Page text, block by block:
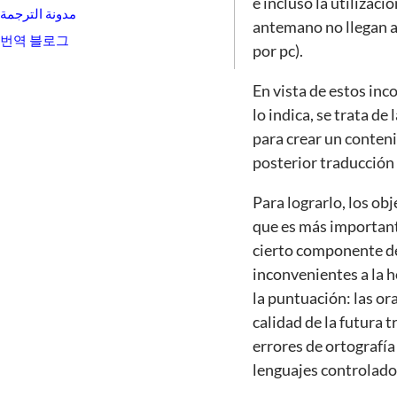
مدونة الترجمة
번역 블로그
antemano no llegan
por pc).
En vista de estos
lo indica, se trata de
para crear un
posterior traducción
Para lograrlo, los
que es más
cierto componente
inconvenientes a la
la puntuación: las
calidad de la futura
errores de ortografía
lenguajes